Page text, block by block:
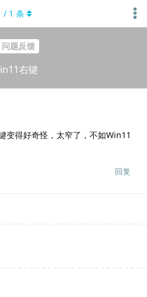
问题反馈
右键
/ 1 条
变得好奇怪，太窄了，不如Win11
回复